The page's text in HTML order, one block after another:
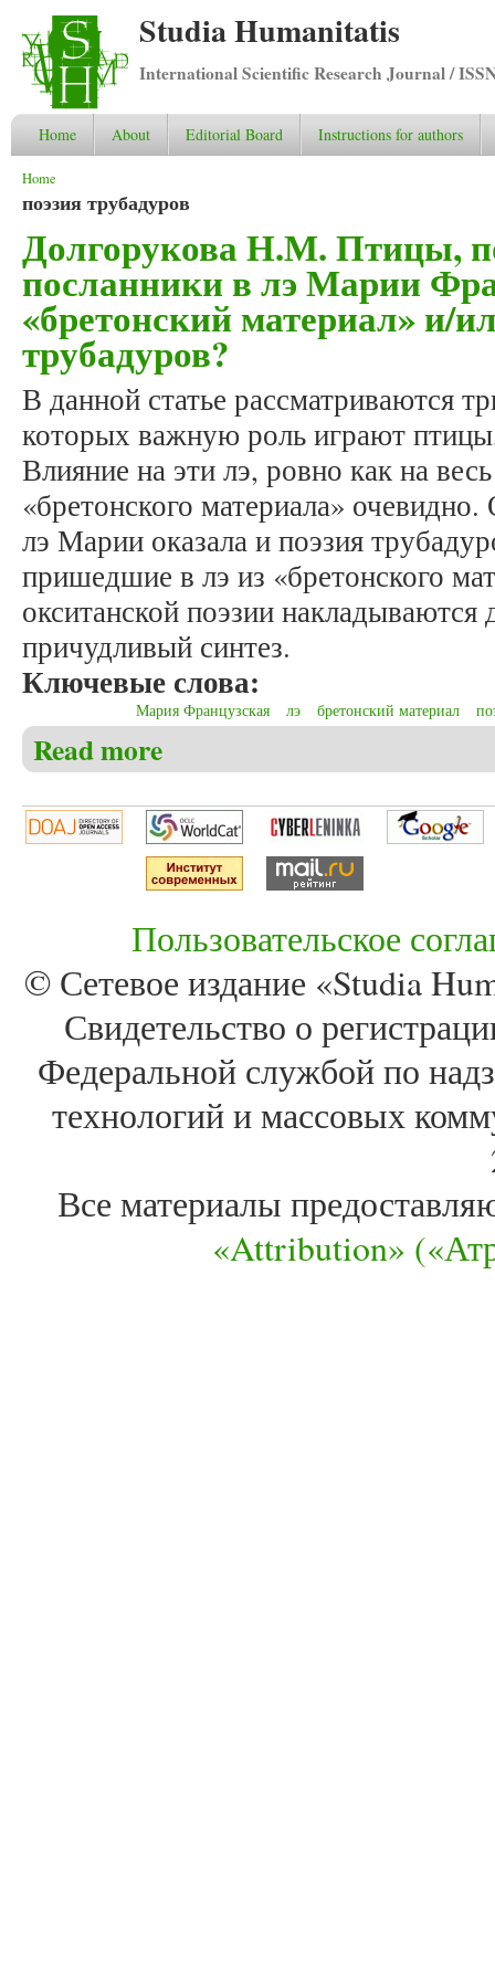
Studia Humanitatis
International Scientific Research Journal /
Home About Editorial Board Instructions for authors
You are here
Home
поэзия трубадуров
Долгорукова Н.М. Птицы,
посланники в лэ Марии
«бретонский материал» и/
трубадуров?
В данной статье рассматриваются
которых важную роль играют
Влияние на эти лэ, ровно как на
«бретонского материала»
лэ Марии оказала и поэзия
пришедшие в лэ из «бретонского
окситанской поэзии накладываются
причудливый синтез.
Ключевые слова:
Мария Французская лэ бретонский материал
Read more
Пользовательское
© Сетевое издание «Studia
Свидетельство о
Федеральной службой по
технологий и массовых
Все материалы
«Attribution»